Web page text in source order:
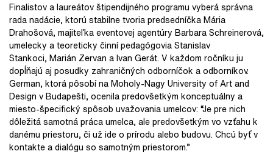
Finalistov a laureátov štipendijného programu vyberá správna
rada nadácie, ktorú stabilne tvoria predsedníčka Mária
Drahošová, majiteľka eventovej agentúry Barbara Schreinerová,
umelecky a teoreticky činní pedagógovia Stanislav
Stankoci, Marián Zervan a Ivan Gerát. V každom ročníku ju
dopĺňajú aj posudky zahraničných odborníčok a odborníkov.
German, ktorá pôsobí na Moholy-Nagy University of Art and
Design v Budapešti, ocenila predovšetkým konceptuálny a
miesto-špecifický spôsob uvažovania umelcov: “Je pre nich
dôležitá samotná práca umelca, ale predovšetkým vo vzťahu k
danému priestoru, či už ide o prírodu alebo budovu. Chcú byť v
kontakte a dialógu so samotným priestorom.”